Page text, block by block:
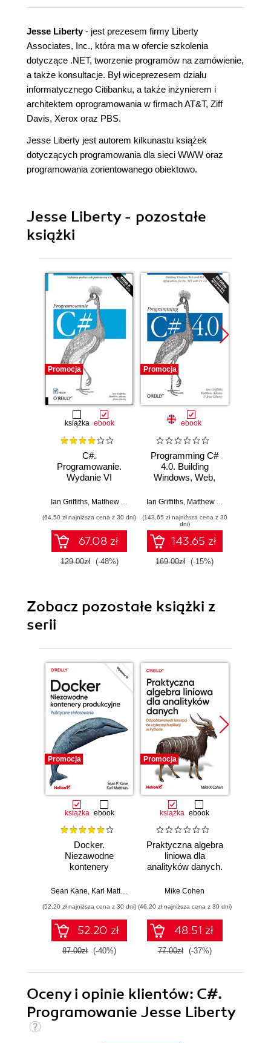
Jesse Liberty- jest prezesem firmy Liberty
Associates, Inc., która ma w ofercie szkolenia
dotyczące .NET, tworzenie programów na zamówienie,
a także konsultacje. Był wiceprezesem działu
informatycznego Citibanku, a także inżynierem i
architektem oprogramowania w firmach AT&T, Ziff
Davis, Xerox oraz PBS.
Jesse Liberty jest autorem kilkunastu książek
dotyczących programowania dla sieci WWW oraz
programowania zorientowanego obiektowo.
Jesse Liberty - pozostałe
książki
Promocja
książka ebook
C#.
Programowanie.
Wydanie VI
Ian Griffiths Matthew Adams Jesse Liberty
(64,50 zł najniższa cena z 30 dni)
67.08 zł
129.00zł (-48%)
Promocja
ebook
Programming C#
4.0. Building
Windows, Web,
Applications for the
Framework
Ian Griffiths, Matthew Adams
(143,65 zł najniższa cena z 30
dni)
143.65 zł
169.00zł (-15%)
Zobacz pozostałe książki z
serii
Promocja
książka ebook
Docker.
Niezawodne
kontenery
Praktyczne
Wydanie III
Sean Kane, Karl Matthias
(52,20 zł najniższa cena z 30 dni)
52.20 zł
87.00zł (-40%)
Promocja
książka ebook
Praktyczna algebra
liniowa dla
analityków danych.
koncepcji do
aplikacji w
Pythonie
Mike Cohen
(46,20 zł najniższa cena z 30 dni)
48.51 zł
77.00zł (-37%)
Oceny i opinie klientów: C#.
Programowanie Jesse Liberty